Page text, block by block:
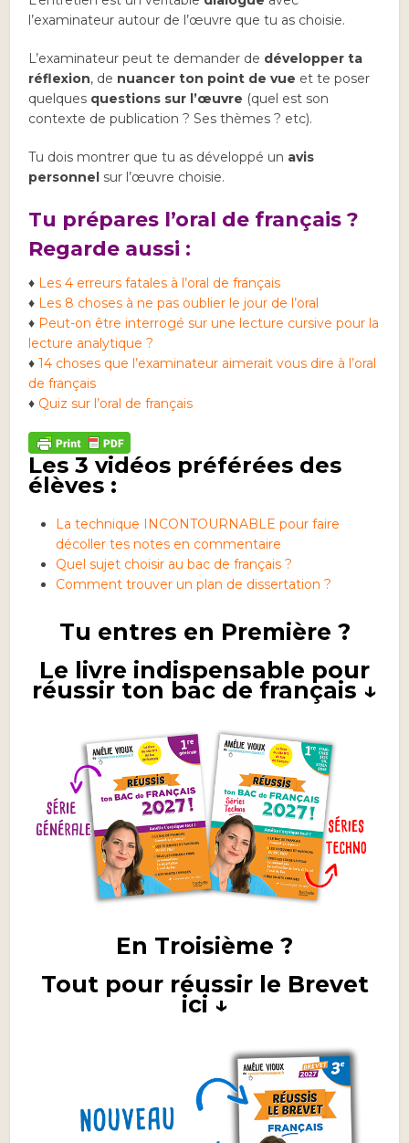
l’examinateur autour de l’œuvre que tu as choisie.
L’examinateur peut te demander de développer ta
réflexion, de nuancer ton point de vue et te poser
quelques questions sur l’œuvre (quel est son
contexte de publication ? Ses thèmes ? etc).
Tu dois montrer que tu as développé un avis
personnel sur l’œuvre choisie.
Tu prépares l’oral de français ?
Regarde aussi :
♦ Les 4 erreurs fatales à l’oral de français
♦ Les 8 choses à ne pas oublier le jour de l’oral
♦ Peut-on être interrogé sur une lecture cursive pour la
lecture analytique ?
♦14 choses que l’examinateur aimerait vous dire à l’oral
de français
♦ Quiz sur l’oral de français
Les 3 vidéos préférées des
élèves :
La technique INCONTOURNABLE pour faire
décoller tes notes en commentaire
Quel sujet choisir au bac de français ?
Comment trouver un plan de dissertation ?
Tu entres en Première ?
Le livre indispensable pour
réussir ton bac de français ↓
En Troisième ?
Tout pour réussir le Brevet
ici ↓